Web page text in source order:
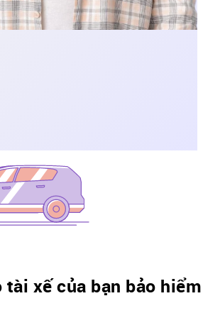
tài xế của bạn bảo